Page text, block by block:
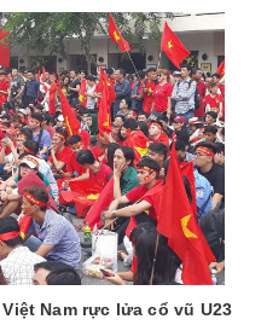
Nam rực lửa cổ vũ U23